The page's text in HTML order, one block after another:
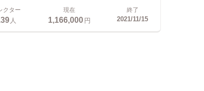
クター
人
現在
1,166,000円
終了
2021/11/15